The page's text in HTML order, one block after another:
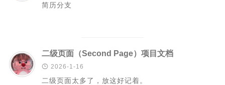
简历分支
二级页面（Second Page）项目文档
 2026-1-16
二级页面太多了，放这好记着。
归档
二级页面（移动端）